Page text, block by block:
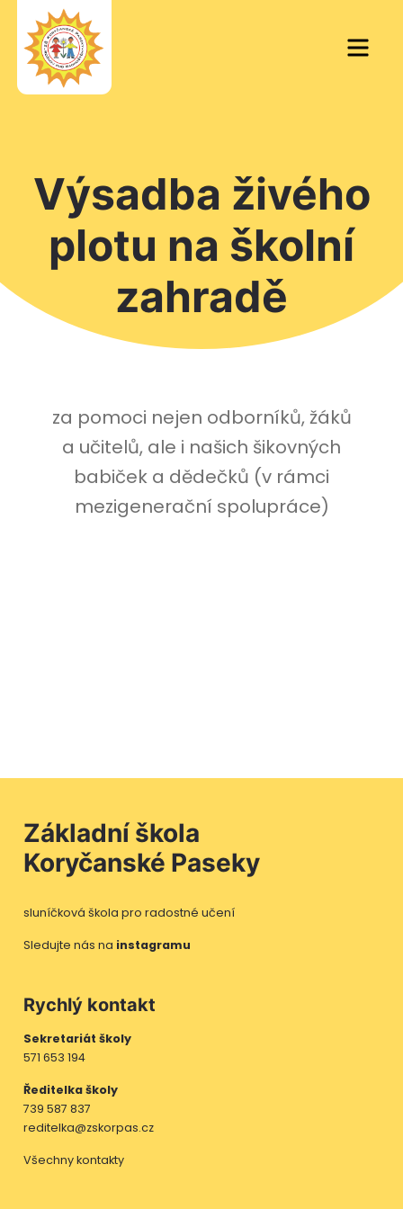
content
Menu
Výsadba živého
plotu na školní
zahradě
za pomoci nejen odborníků, žáků
a učitelů, ale i našich šikovných
babiček a dědečků (v rámci
mezigenerační spolupráce)
Základní škola
Koryčanské Paseky
sluníčková škola pro radostné učení
Sledujte nás na instagramu
Rychlý kontakt
Sekretariát školy
571 653 194
Ředitelka školy
739 587 837
reditelka@zskorpas.cz
Všechny kontakty